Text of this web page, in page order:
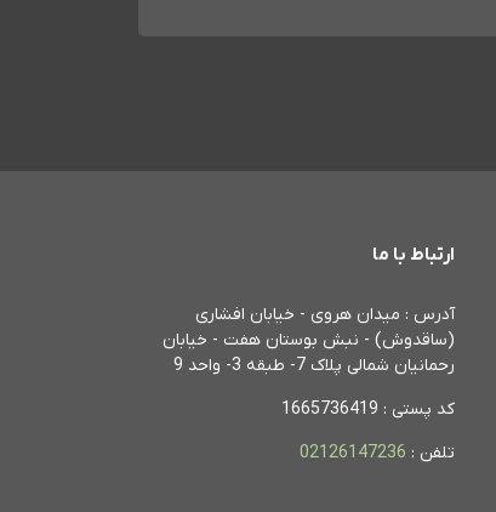
ارتباط با ما
آدرس : میدان هروی - خیابان افشاری
(ساقدوش) - نبش بوستان هفت - خیابان
رحمانیان شمالی پلاک 7- طبقه 3- واحد 9
کد پستی : 1665736419
تلفن : 02126147236